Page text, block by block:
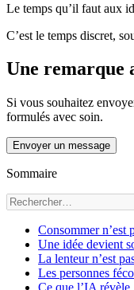
Le temps qu’il faut aux
C’est le temps discret,
Une remarque
Si vous souhaitez
formulés avec soin.
Envoyer un message
Sommaire
Consommer n’est
Une idée devient
La lenteur n’est
Les personnes